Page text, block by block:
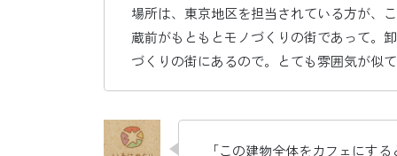
場所は、東京地区を担当されている方が、
蔵前がもともとモノづくりの街であって。
づくりの街にあるので。とても雰囲気が似
「この建物全体をカフェにす